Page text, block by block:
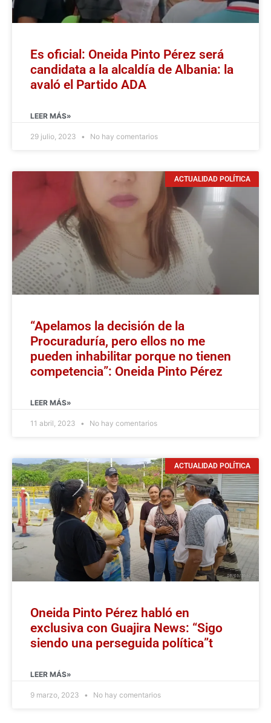
Es oficial: Oneida Pinto Pérez será
candidata a la alcaldía de Albania: la
avaló el Partido ADA
LEER MÁS»
29 julio, 2023 No hay comentarios
ACTUALIDAD POLÍTICA
“Apelamos la decisión de la
Procuraduría, pero ellos no me
pueden inhabilitar porque no tienen
competencia”: Oneida Pinto Pérez
LEER MÁS»
11 abril, 2023 No hay comentarios
ACTUALIDAD POLÍTICA
Oneida Pinto Pérez habló en
exclusiva con Guajira News: “Sigo
siendo una perseguida política”t
LEER MÁS»
9 marzo, 2023 No hay comentarios